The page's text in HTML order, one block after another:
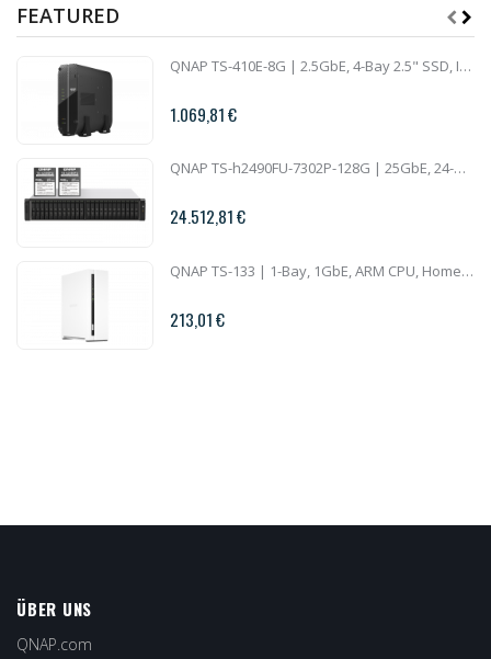
FEATURED
QNAP TS-410E-8G | 2.5GbE, 4-Bay 2.5" SSD, Intel CPU, 8GB RAM, Silent NAS
1.069,81 €
QNAP TS-h2490FU-7302P-128G | 25GbE, 24-Bay U.2 SSD, ZFS, AMD Epyc CPU, 128GB RAM, PCIe Slots, 2U All-Flash
24.512,81 €
QNAP TS-133 | 1-Bay, 1GbE, ARM CPU, Home NAS
213,01 €
ÜBER UNS
QNAP.com